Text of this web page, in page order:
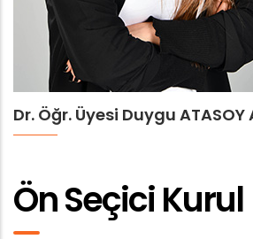
Dr. Öğr. Üyesi Duygu ATASOY
Ön Seçici Kurul